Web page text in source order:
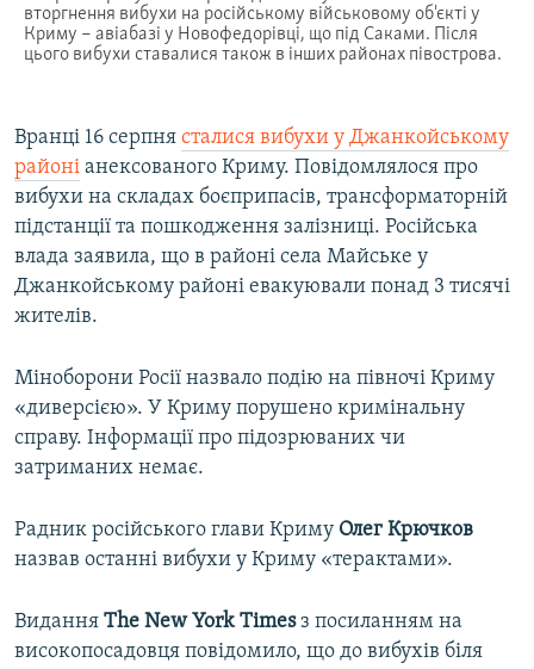
Вранці 16 серпня сталися вибухи у Джанкойському
районі анексованого Криму. Повідомлялося про
вибухи на складах боєприпасів, трансформаторній
підстанції та пошкодження залізниці. Російська
влада заявила, що в районі села Майське у
Джанкойському районі евакуювали понад 3 тисячі
жителів.
Міноборони Росії назвало подію на півночі Криму
«диверсією». У Криму порушено кримінальну
справу. Інформації про підозрюваних чи
затриманих немає.
Радник російського глави Криму Олег Крючков
назвав останні вибухи у Криму «терактами».
Видання The New York Timesз посиланням на
високопосадовця повідомило, що до вибухів біля